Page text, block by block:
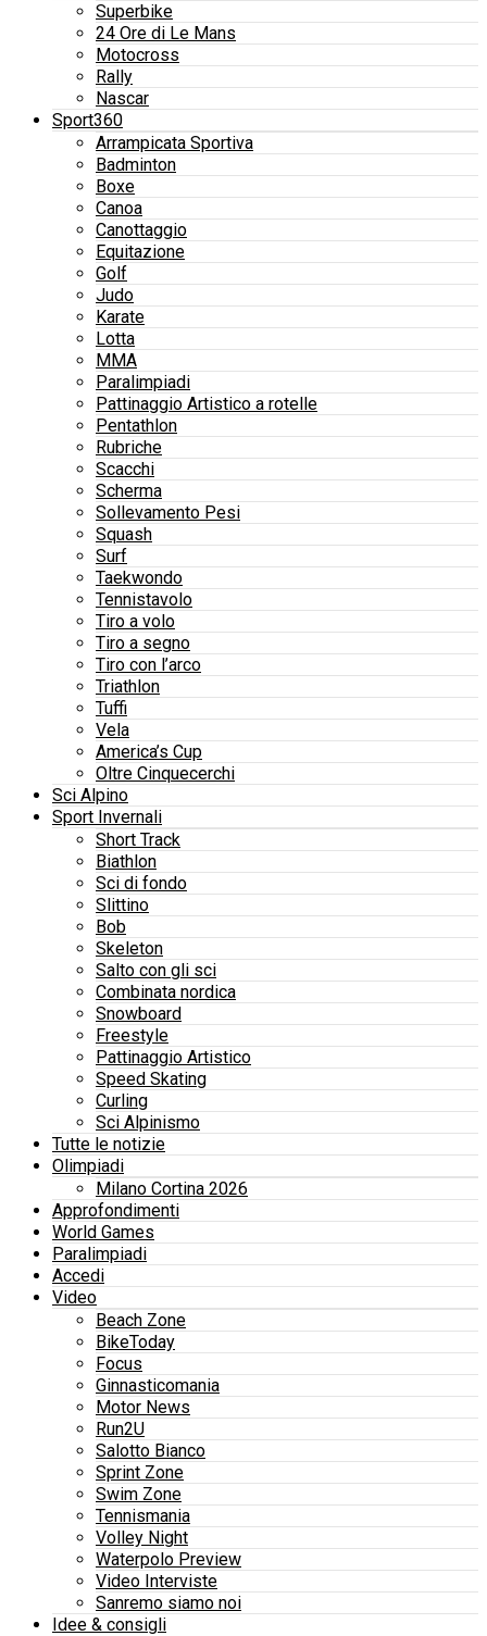
Superbike
24 Ore di Le Mans
Motocross
Rally
Nascar
Sport360
Arrampicata Sportiva
Badminton
Boxe
Canoa
Canottaggio
Equitazione
Golf
Judo
Karate
Lotta
MMA
Paralimpiadi
Pattinaggio Artistico a rotelle
Pentathlon
Rubriche
Scacchi
Scherma
Sollevamento Pesi
Squash
Surf
Taekwondo
Tennistavolo
Tiro a volo
Tiro a segno
Tiro con l’arco
Triathlon
Tuffi
Vela
America’s Cup
Oltre Cinquecerchi
Sci Alpino
Sport Invernali
Short Track
Biathlon
Sci di fondo
Slittino
Bob
Skeleton
Salto con gli sci
Combinata nordica
Snowboard
Freestyle
Pattinaggio Artistico
Speed Skating
Curling
Sci Alpinismo
Tutte le notizie
Olimpiadi
Milano Cortina 2026
Approfondimenti
World Games
Paralimpiadi
Accedi
Video
Beach Zone
BikeToday
Focus
Ginnasticomania
Motor News
Run2U
Salotto Bianco
Sprint Zone
Swim Zone
Tennismania
Volley Night
Waterpolo Preview
Video Interviste
Sanremo siamo noi
Idee & consigli